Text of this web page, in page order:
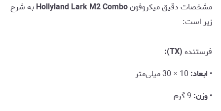
مشخصات دقیق میکروفونHollyland Lark M2 Comboبه شرح
زیر است:
فرستنده(TX):
• ابعاد:
•وزن: